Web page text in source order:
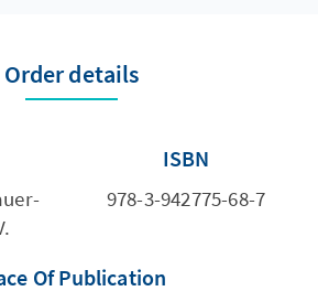
Order details
ISBN
978-3-942775-68-7
Of Publication